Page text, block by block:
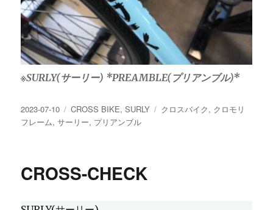
※SURLY(サーリー) *PREAMBLE(プリアンブル)*
投
稿
2023-07-10
カ
テ
CROSS BIKE,SURLY
タ
クロスバイク, クロモリ
フレーム,サーリー, プリアンブル
CROSS-CHECK